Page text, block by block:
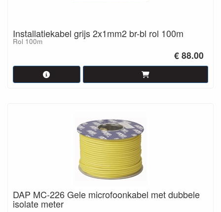
Installatiekabel grijs 2x1mm2 br-bl rol 100m
Rol 100m
€ 88.00
DAP MC-226 Gele microfoonkabel met dubbele
isolate meter